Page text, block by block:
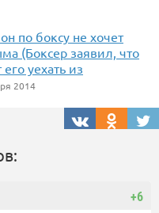
по боксу не хочет
(Боксер заявил, что
уехать из
2014
+6